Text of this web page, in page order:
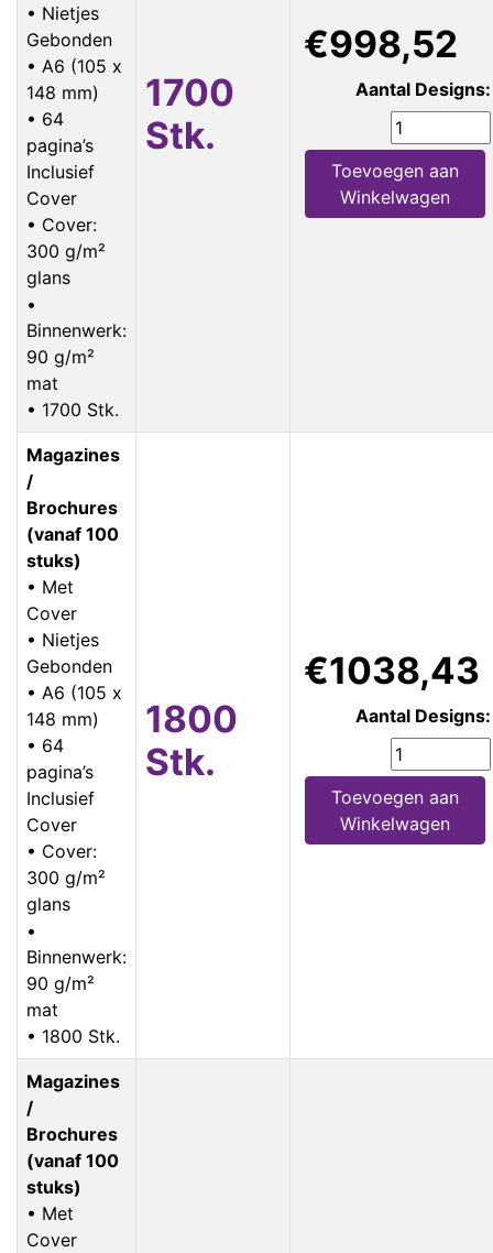
• Nietjes
Gebonden
• A6 (105 x
148 mm)
• 64
pagina’s
Inclusief
Cover
• Cover:
300 g/m²
glans
•
Binnenwerk:
90 g/m²
mat
• 1700 Stk.
1700
Stk.
€998,52
Aantal Designs:
Toevoegen aan
Winkelwagen
Magazines
/
Brochures
(vanaf 100
stuks)
• Met
Cover
• Nietjes
Gebonden
• A6 (105 x
148 mm)
• 64
pagina’s
Inclusief
Cover
• Cover:
300 g/m²
glans
•
Binnenwerk:
90 g/m²
mat
• 1800 Stk.
1800
Stk.
€1038,43
Aantal Designs:
Toevoegen aan
Winkelwagen
Magazines
/
Brochures
(vanaf 100
stuks)
• Met
Cover